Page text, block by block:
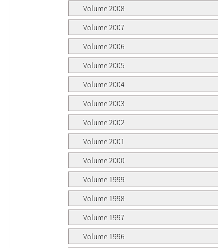
Volume 2008
Volume 2007
Volume 2006
Volume 2005
Volume 2004
Volume 2003
Volume 2002
Volume 2001
Volume 2000
Volume 1999
Volume 1998
Volume 1997
Volume 1996